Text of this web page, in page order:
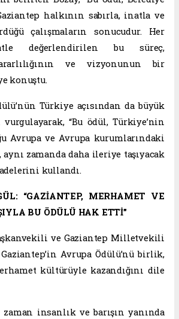
halkının sabırla, inatla ve
çalışmaların sonucudur. Her
değerlendirilen bu süreç,
ve vizyonunun bir
konuştu.
Türkiye açısından da büyük
vurgulayarak, “Bu ödül, Türkiye’nin
Avrupa ve Avrupa kurumlarındaki
zamanda daha ileriye taşıyacak
kullandı.
“GAZİANTEP, MERHAMET VE
BU ÖDÜLÜ HAK ETTİ”
ve Gaziantep Milletvekili
Avrupa Ödülü’nü birlik,
kültürüyle kazandığını dile
insanlık ve barışın yanında